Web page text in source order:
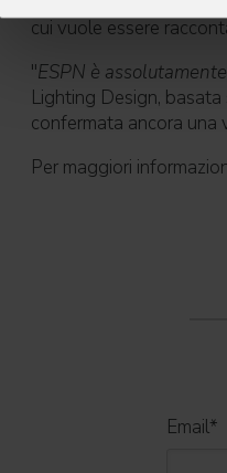
cui vuole essere
"ESPN è
Lighting Design,
confermata ancora
Per maggiori
Email*